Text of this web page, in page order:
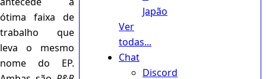
Japão
Ver
todas...
Chat
Discord
ótima faixa de
trabalho que
leva o mesmo
nome do EP.